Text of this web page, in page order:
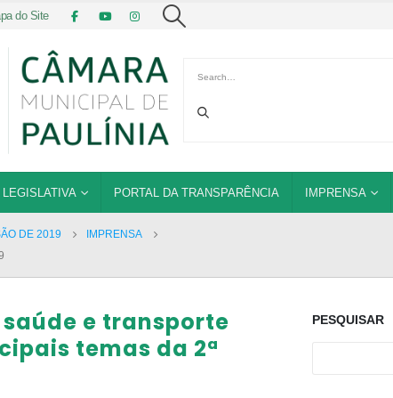
do Site
PORTAL DA TRANSPARÊNCIA IMPRENSA
DE 2019
IMPRENSA
e transporte
temas da 2ª
PESQUISAR